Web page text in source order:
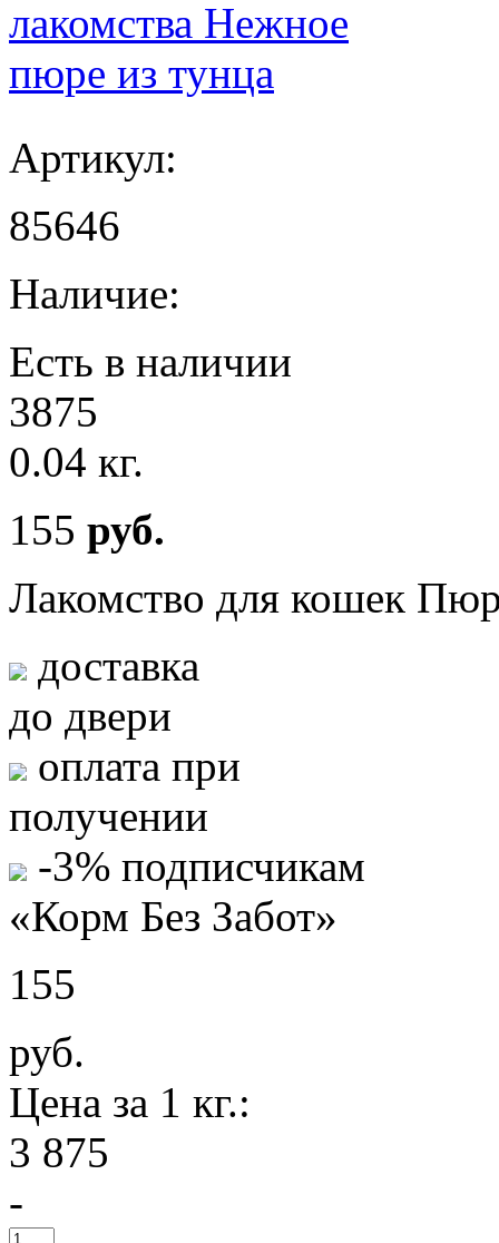
Артикул:
85646
Наличие:
Есть в наличии
3875
0.04 кг.
155 руб.
Лакомство для кошек
доставка
до двери
оплата при
получении
-3% подписчикам
«Корм Без Забот»
155
руб.
Цена за 1 кг.:
3 875
-